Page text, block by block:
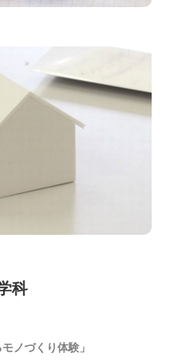
科
ノづくり体験」